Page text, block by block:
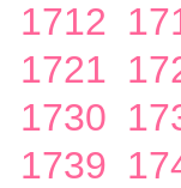
1712
1721
1730
1739